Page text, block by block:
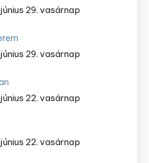
29. vasárnap
29. vasárnap
22. vasárnap
22. vasárnap